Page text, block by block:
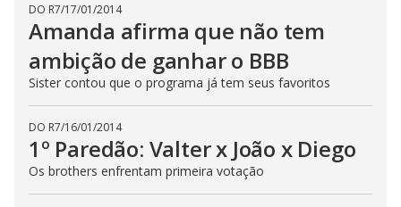
DO R7/17/01/2014
Amanda afirma que não tem
ambição de ganhar o BBB
Sister contou que o programa já tem seus favoritos
DO R7/16/01/2014
1º Paredão: Valter x João x Diego
Os brothers enfrentam primeira votação